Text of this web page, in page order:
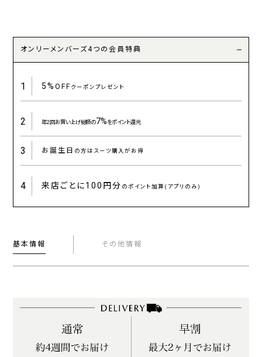
オンリーメンバーズ4つの会員特典
1 5%OFFクーポンプレゼント
2 年2回お買い上げ総額の7%をポイント還元
3 お誕生日 の方はスーツ購入がお得
4 来店ごとに100円分 のポイント加算(アプリのみ)
基本情報 その他情報